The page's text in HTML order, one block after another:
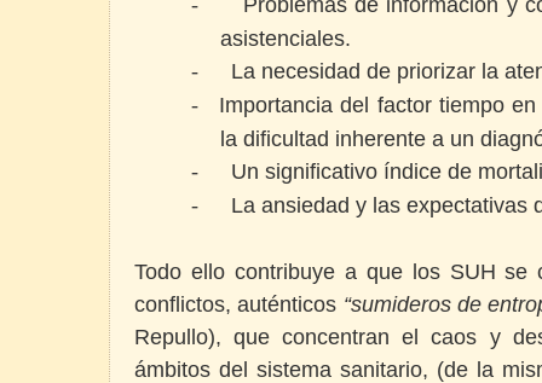
asistenciales.
- La necesidad de priorizar la
-
Importancia del factor tiempo
la dificultad inherente a un
- Un significativo índice de
- La ansiedad y las expectativas
Todo ello contribuye a que los SUH se
conflictos, auténticos “sumideros de
Repullo), que concentran el caos y
ámbitos del sistema sanitario, (de la